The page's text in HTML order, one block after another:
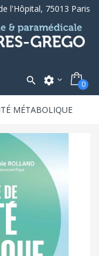
l'Hôpital, 75013 Paris
 settings 0
MÉTABOLIQUE